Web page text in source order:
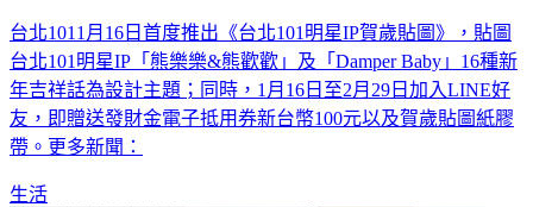
台北1011月16日首度推出《台北101明星IP賀歲貼圖》，貼圖
台北101明星IP「熊樂樂&熊歡歡」及「Damper Baby」16種新
年吉祥話為設計主題；同時，1月16日至2月29日加入LINE好
友，即贈送發財金電子抵用券新台幣100元以及賀歲貼圖紙膠
帶。更多新聞：
生活